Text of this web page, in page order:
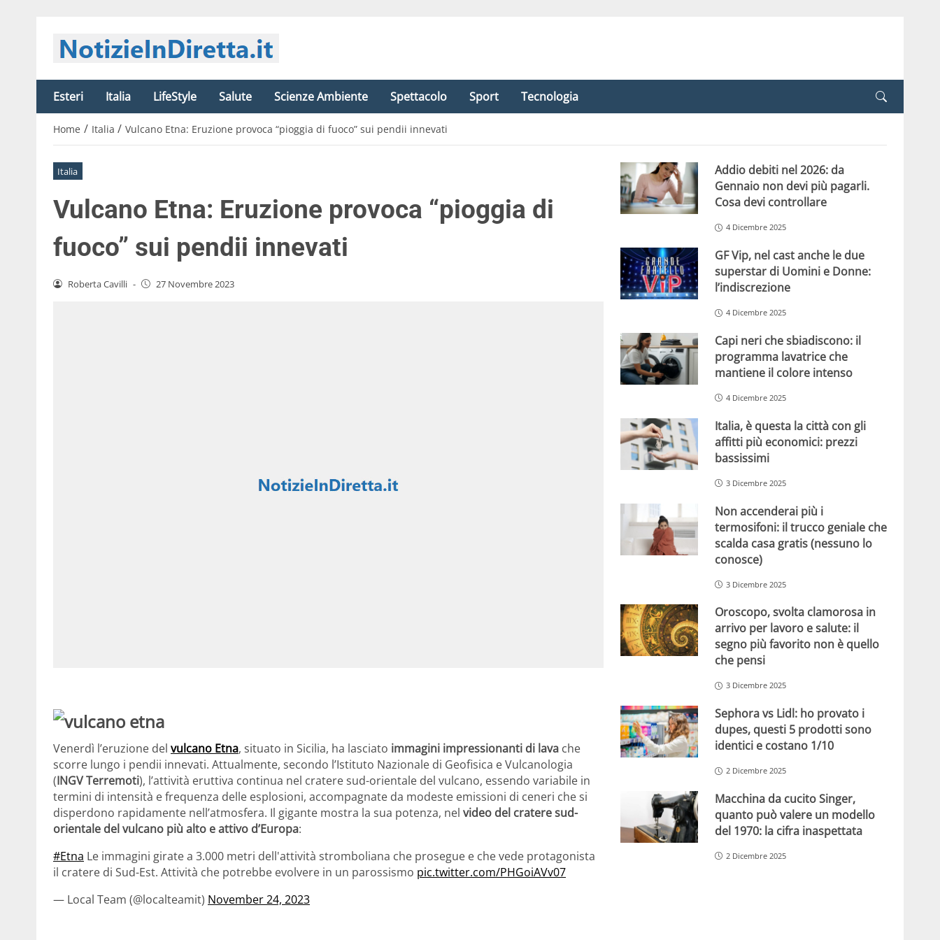
Esteri Italia LifeStyle Salute Scienze Ambiente Spettacolo Sport Tecnologia
Home / Italia / Vulcano Etna: Eruzione provoca “pioggia di fuoco” sui pendii innevati
Italia
Vulcano Etna: Eruzione provoca “pioggia di
fuoco” sui pendii innevati
Roberta Cavilli - 27 Novembre 2023
Venerdì l’eruzione del vulcano Etna, situato in Sicilia, ha lasciato immagini impressionanti di lava che
scorre lungo i pendii innevati. Attualmente, secondo l’Istituto Nazionale di Geofisica e Vulcanologia
(INGV Terremoti), l’attività eruttiva continua nel cratere sud-orientale del vulcano, essendo variabile in
termini di intensità e frequenza delle esplosioni, accompagnate da modeste emissioni di ceneri che si
disperdono rapidamente nell’atmosfera. Il gigante mostra la sua potenza, nel video del cratere sud-
orientale del vulcano più alto e attivo d’Europa:
#Etna Le immagini girate a 3.000 metri dell'attività stromboliana che prosegue e che vede protagonista
il cratere di Sud-Est. Attività che potrebbe evolvere in un parossismo pic.twitter.com/PHGoiAVv07
— Local Team (@localteamit) November 24, 2023
Addio debiti nel 2026: da
Gennaio non devi più pagarli.
Cosa devi controllare
4 Dicembre 2025
GF Vip, nel cast anche le due
superstar di Uomini e Donne:
l’indiscrezione
4 Dicembre 2025
Capi neri che sbiadiscono: il
programma lavatrice che
mantiene il colore intenso
4 Dicembre 2025
Italia, è questa la città con gli
affitti più economici: prezzi
bassissimi
3 Dicembre 2025
Non accenderai più i
termosifoni: il trucco geniale che
scalda casa gratis (nessuno lo
conosce)
3 Dicembre 2025
Oroscopo, svolta clamorosa in
arrivo per lavoro e salute: il
segno più favorito non è quello
che pensi
3 Dicembre 2025
Sephora vs Lidl: ho provato i
dupes, questi 5 prodotti sono
identici e costano 1/10
2 Dicembre 2025
Macchina da cucito Singer,
quanto può valere un modello
del 1970: la cifra inaspettata
2 Dicembre 2025